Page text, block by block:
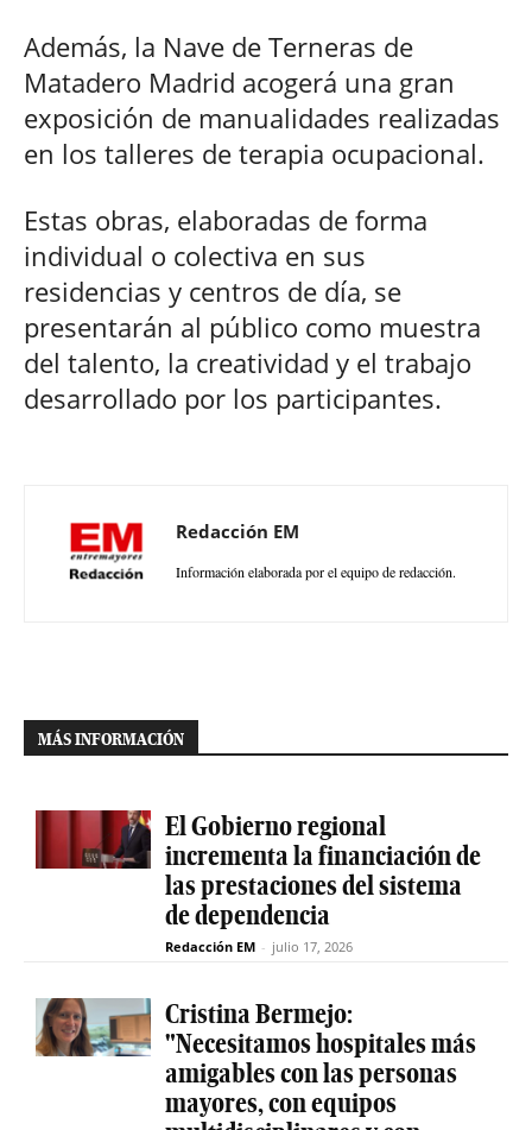
Además, la Nave de Terneras de
Matadero Madrid acogerá una gran
exposición de manualidades realizadas
en los talleres de terapia ocupacional.
Estas obras, elaboradas de forma
individual o colectiva en sus
residencias y centros de día, se
presentarán al público como muestra
del talento, la creatividad y el trabajo
desarrollado por los participantes.
Redacción EM
Información elaborada por el equipo de redacción.
MÁS INFORMACIÓN
El Gobierno regional
incrementa la financiación de
las prestaciones del sistema
de dependencia
Redacción EM - julio 17, 2026
Cristina Bermejo:
"Necesitamos hospitales más
amigables con las personas
mayores, con equipos